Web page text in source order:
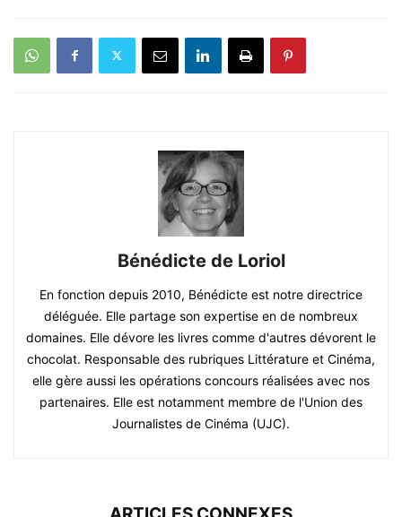
Bénédicte de Loriol
En fonction depuis 2010, Bénédicte est notre directrice
déléguée. Elle partage son expertise en de nombreux
domaines. Elle dévore les livres comme d'autres dévorent le
chocolat. Responsable des rubriques Littérature et Cinéma,
elle gère aussi les opérations concours réalisées avec nos
partenaires. Elle est notamment membre de l'Union des
Journalistes de Cinéma (UJC).